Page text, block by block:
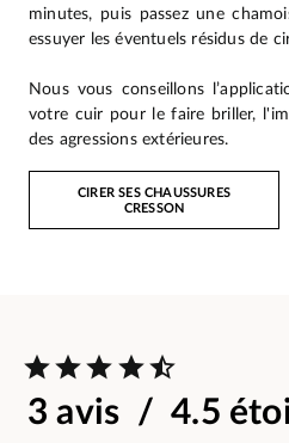
minutes, puis passez une
essuyer les éventuels résidus de
Nous vous conseillons
votre cuir pour le faire briller,
des agressions extérieures.
CIRER SES CHAUSSURES
CRESSON
3 avis / 4.5